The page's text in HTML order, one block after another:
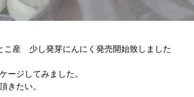
産 少し発芽にんにく発売開始致しました
ージしてみました。
きたい。